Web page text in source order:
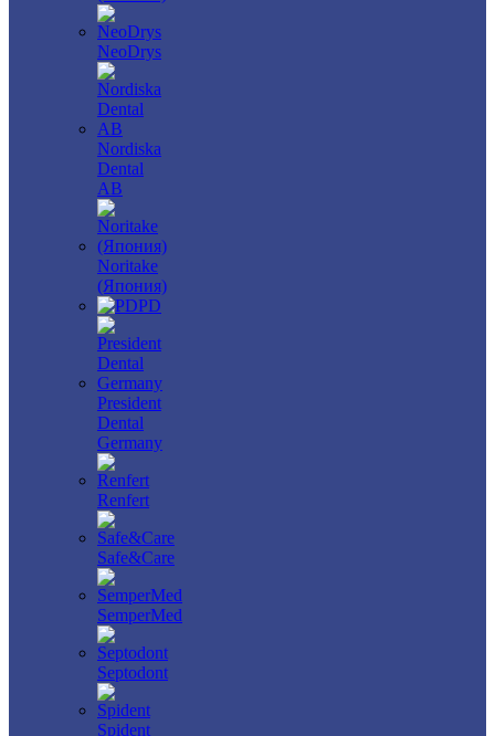
NeoDrys
Nordiska
Dental
AB
Noritake
(Япония)
PD
President
Dental
Germany
Renfert
Safe&Care
SemperMed
Septodont
Spident